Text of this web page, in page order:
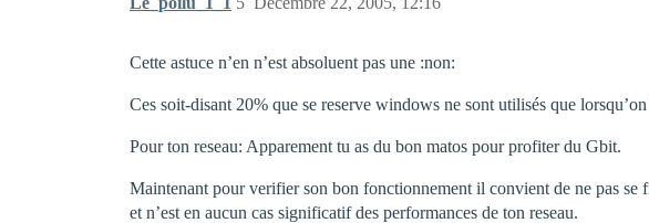
Cette astuce n’en n’est absoluent pas une :non:
Ces soit-disant 20% que se reserve windows ne sont utilisés que
Pour ton reseau: Apparement tu as du bon matos pour profiter du Gbit.
Maintenant pour verifier son bon fonctionnement il convient de ne pas
et n’est en aucun cas significatif des performances de ton reseau.